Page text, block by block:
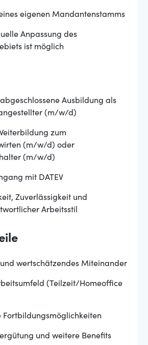
eigenen Mandantenstamms
Anpassung des
ist möglich
Ausbildung als
(m/w/d)
zum
(m/w/d) oder
(m/w/d)
mit DATEV
Zuverlässigkeit und
Arbeitsstil
wertschätzendes Miteinander
(Teilzeit/Homeoffice
Fortbildungsmöglichkeiten
und weitere Benefits